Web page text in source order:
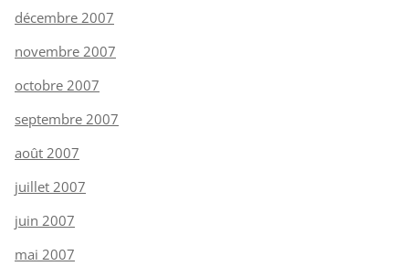
décembre 2007
novembre 2007
octobre 2007
septembre 2007
août 2007
juillet 2007
juin 2007
mai 2007